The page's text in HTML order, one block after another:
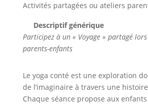
Activités partagées ou ateliers
Descriptif générique
Participez à un « Voyage » partagé
parents-enfants
Le yoga conté est une exploration
de l’imaginaire à travers une
Chaque séance propose aux